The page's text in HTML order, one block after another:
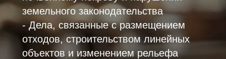
земельного законодательства
- Дела, связанные с размещением
отходов, строительством линейных
объектов и изменением рельефа